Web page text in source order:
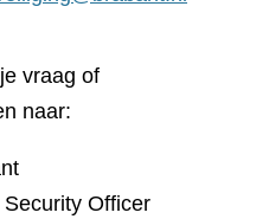
vraag of
naar:
Officer